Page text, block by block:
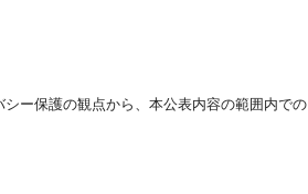
ー保護の観点から、本公表内容の範囲内での